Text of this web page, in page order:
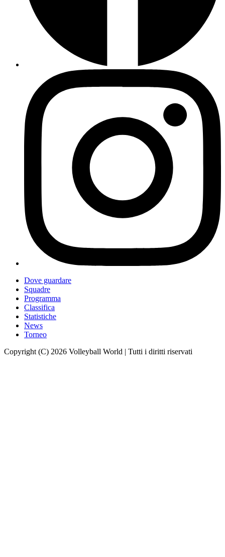
Dove guardare
Squadre
Programma
Classifica
Statistiche
News
Torneo
Copyright (C) 2026 Volleyball World | Tutti i diritti riservati